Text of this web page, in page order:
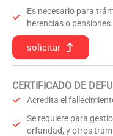
Es necesario para
herencias o pensiones.
solicitar
CERTIFICADO DE
Acredita el
Se requiere para
orfandad, y otros